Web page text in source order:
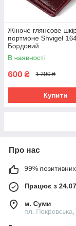
Жіноче глянсове
портмоне Shvigel
Бордовий
В наявності
600 ₴ 1 200 ₴
Купити
Про нас
99% позитивних
Працює з
м. Суми
пл.